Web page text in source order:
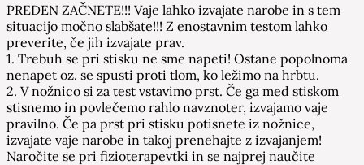
PREDEN ZAČNETE!!! Vaje lahko izvajate narobe in s tem
situacijo močno slabšate!!! Z enostavnim testom lahko
preverite, če jih izvajate prav.
1. Trebuh se pri stisku ne sme napeti! Ostane popolnoma
nenapet oz. se spusti proti tlom, ko ležimo na hrbtu.
2. V nožnico si za test vstavimo prst. Če ga med stiskom
stisnemo in povlečemo rahlo navznoter, izvajamo vaje
pravilno. Če pa prst pri stisku potisnete iz nožnice,
izvajate vaje narobe in takoj prenehajte z izvajanjem!
Naročite se pri fizioterapevtki in se najprej naučite